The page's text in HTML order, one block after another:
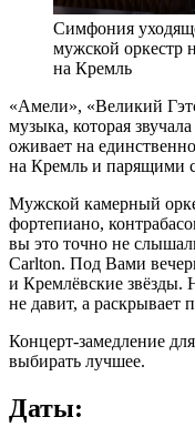
Симфония
мужской оркестр
на Кремль
«Амели», «Великий
музыка, которая
оживает на
на Кремль и парящими
Мужской камерный
фортепиано,
вы это точно не
Carlton. Под Вами
и Кремлёвские звёзды.
не давит, а раскрывает
Концерт-замедление
выбирать лучшее.
Даты: